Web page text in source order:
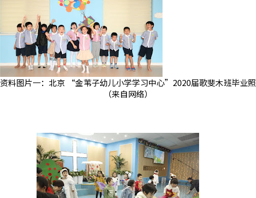
资料图片一：北京 “金苇子幼儿小学学习中心”2020届歌斐木班毕业照
（来自网络）